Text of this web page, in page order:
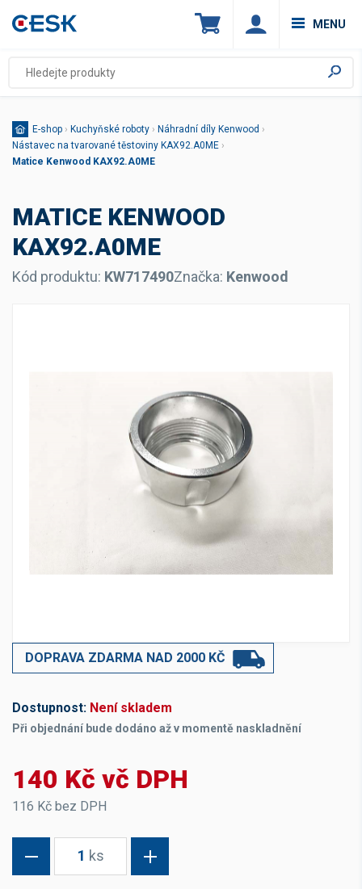
MENU
E-shop › Kuchyňské roboty › Náhradní díly Kenwood ›
Nástavec na tvarované těstoviny KAX92.A0ME ›
Matice Kenwood KAX92.A0ME
MATICE KENWOOD
KAX92.A0ME
Kód produktu: KW717490Značka: Kenwood
DOPRAVA ZDARMA NAD 2000 KČ
Dostupnost: Není skladem
Při objednání bude dodáno až v momentě naskladnění
140 Kč vč DPH
116 Kč bez DPH
1 ks